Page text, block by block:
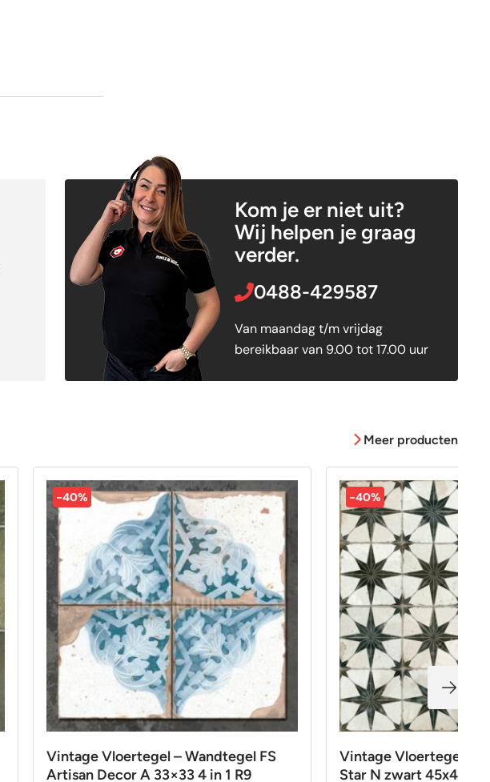
Kom je er niet uit?
Wij helpen je graag
verder.
0488-429587
Van maandag t/m vrijdag
bereikbaar van 9.00 tot 17.00 uur
Meer producten
-40%
Vintage Vloertegel – Wandtegel FS
Artisan Decor A 33×33 4 in 1 R9
-40%
Vintage Vloertegel –
Star N zwart 45x45cm